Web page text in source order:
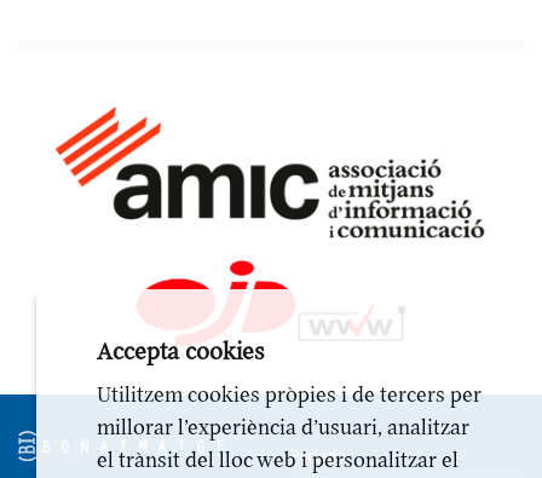
Portada
Accepta cookies
Utilitzem cookies pròpies i de tercers per
millorar l’experiència d’usuari, analitzar
el trànsit del lloc web i personalitzar el